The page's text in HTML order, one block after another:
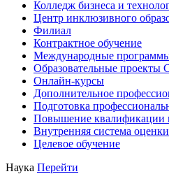
Колледж бизнеса и
Центр инклюзивного
Филиал
Контрактное обучение
Международные
Образовательные
Онлайн-курсы
Дополнительное
Подготовка
Повышение квалификации
Внутренняя система
Целевое обучение
Наука Перейти